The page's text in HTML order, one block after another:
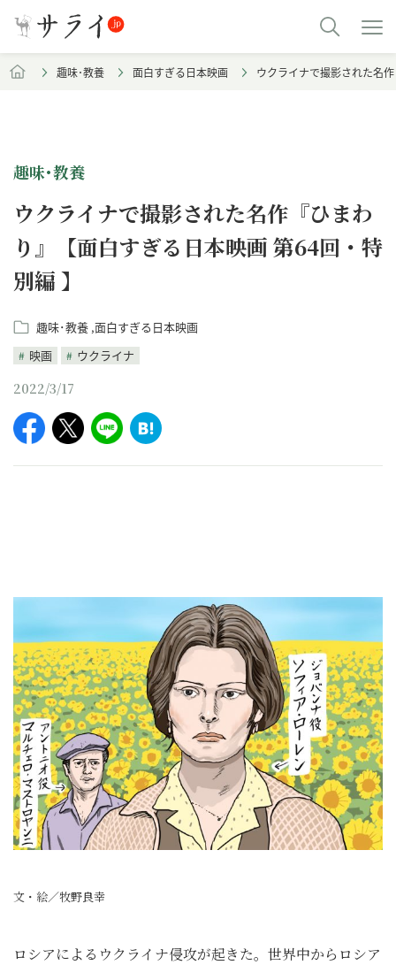
趣味･教養 面白すぎる日本映画 ウクライナで撮影された名
趣味･教養
ウクライナで撮影された名作『ひまわ
り』【面白すぎる日本映画 第64回・特
別編 】
趣味･教養 面白すぎる日本映画
映画
ウクライナ
2022/3/17
文・絵／牧野良幸
ロシアによるウクライナ侵攻が起きた。世界中からロシア